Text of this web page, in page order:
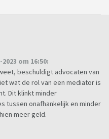
jaren geleden, rijd in
ik nu ook geen schuld
van de diverse
ging het gesprek
of ik zijn bod aanvaard.
het doel was van het
transparantie is over
uitstel voor zijn
om 16:50:
beschuldigt advocaten van
wat de rol van een mediator is
Dit klinkt minder
tussen onafhankelijk en minder
meer geld.